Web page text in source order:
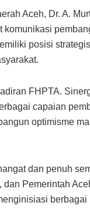
Aceh, Dr. A.
posisi
FHPTA.
capaian
optimisme
dan penuh
Pemerintah